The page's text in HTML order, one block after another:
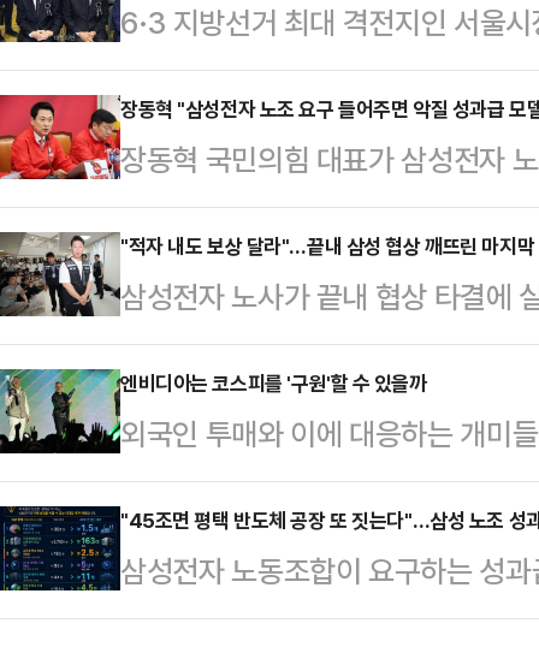
6·3 지방선거 최대 격전지인 서울
나온다. '대세론'을 등에 업은 정원
당초 관측이 흔들리고 있기 때문이
과거 논란이 잡으면서, 오세훈 국민
는 것이다. 다만 전문가들은 가능성
다.20일 중앙선거관리위원회에 따
앞으로 다가왔다. 특히 오는 21일
지방선거 승리를 위…
장동혁 "삼성전자 노조 요구 들어주면 악질 성과급 모
장동혁 국민의힘 대표가 삼성전자
"노조의 요구대로 무리한 합의가
성과급 모델이 탄생할 것"이라며
국회에서 열린 중앙선거대책위원
경제의 핵폭탄이 됐다"며 "노사합
우리 경제에 돌이키기 힘든 수준의
태도를 보면 노조를 설득하기보다
압박하는 모양새"라며 "어제밤 …
"적자 내도 보상 달라"…끝내 삼성 협상 깨뜨린 마지막
삼성전자 노사가 끝내 협상 타결에
이익을 적자 사업부까지 어느 수준
으로 나타났다. 노조는 사측의 의사
하고 있지만, 삼성전자 측은 "사실
구가 협상 결렬의 결정적 원인이
전자 노사는 지난 18일부터 중앙노
갔지만 끝내 최종 합의에 실패했다
간 총파업에 돌입하겠…
엔비디아는 코스피를 '구원'할 수 있을까
외국인 투매와 이에 대응하는 개미
지는 가운데 한국시각으로 21일 새
이 집중되고 있다.'인공지능(AI) 대
은 더는 유효하지 않지만, 업황을
미치는 영향력은 상당할 전망이다
"45조면 평택 반도체 공장 또 짓는다"…삼성 노조 성
삼성전자 노동조합이 요구하는 성
투자 관점에서 환산한 비교 자료가